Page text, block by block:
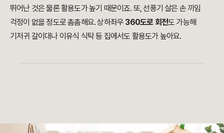
뛰어난 것은 물론 활용도가 높기 때문이죠. 또, 선풍기 살은 손 끼임
걱정이 없을 정도로 촘촘해요.상하좌우 360도로 회전도 가능해
기저귀 갈이대나 이유식 식탁 등 집에서도 활용도가 높아요.